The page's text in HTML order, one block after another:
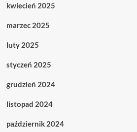
kwiecień 2025
marzec 2025
luty 2025
styczeń 2025
grudzień 2024
listopad 2024
październik 2024